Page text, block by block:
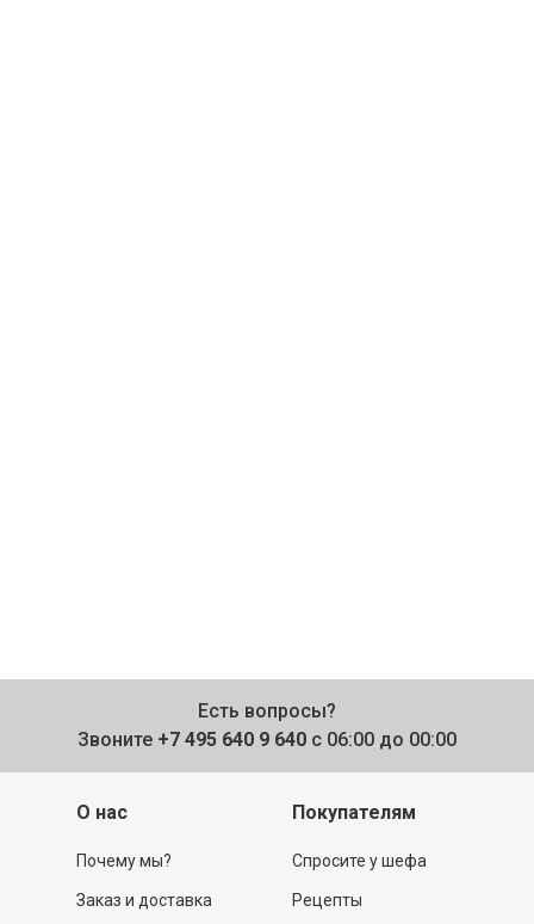
Есть вопросы?
Звоните +7 495 640 9 640 с 06:00 до 00:00
О нас
Почему мы?
Заказ и доставка
Покупателям
Спросите у шефа
Рецепты